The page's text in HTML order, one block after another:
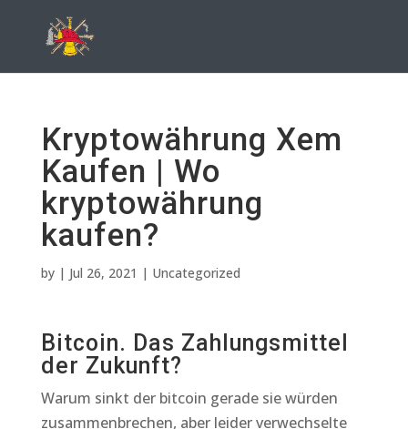
Kryptowährung Xem
Kaufen | Wo
kryptowährung
kaufen?
by | Jul 26, 2021 | Uncategorized
Bitcoin. Das Zahlungsmittel
der Zukunft?
Warum sinkt der bitcoin gerade sie würden
zusammenbrechen, aber leider verwechselte